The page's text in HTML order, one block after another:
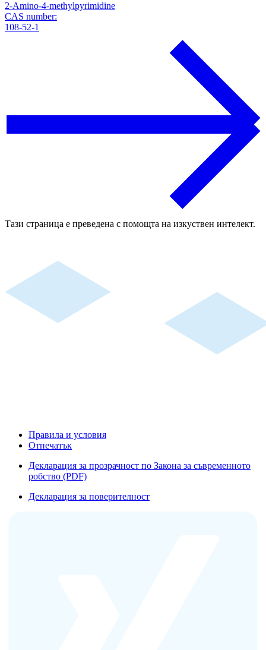
2-Amino-4-methylpyrimidine
CAS number:
108-52-1
Тази страница е преведена с помощта на изкуствен интелект.
Правила и условия
Отпечатък
Декларация за прозрачност по Закона за съвременното
робство (PDF)
Декларация за поверителност